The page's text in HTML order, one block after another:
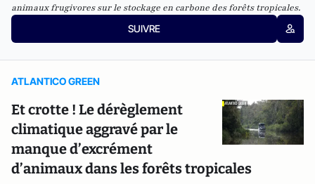
animaux frugivores sur le stockage en carbone des forêts tropicales.
SUIVRE
ATLANTICO GREEN
Et crotte ! Le dérèglement
climatique aggravé par le
manque d’excrément
d’animaux dans les forêts tropicales